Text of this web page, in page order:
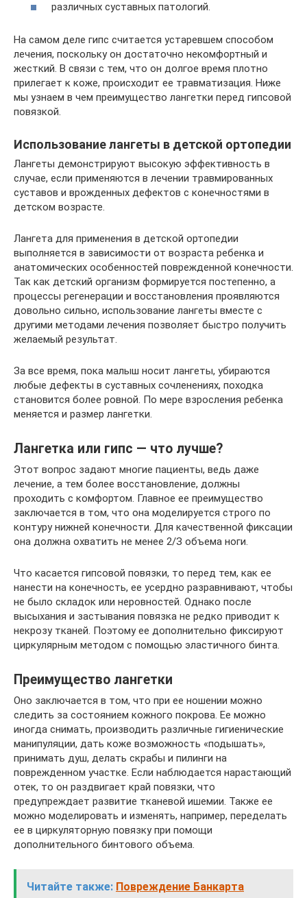
различных суставных патологий.
На самом деле гипс считается устаревшем способом
лечения, поскольку он достаточно некомфортный и
жесткий. В связи с тем, что он долгое время плотно
прилегает к коже, происходит ее травматизация. Ниже
мы узнаем в чем преимущество лангетки перед гипсовой
повязкой.
Использование лангеты в детской ортопедии
Лангеты демонстрируют высокую эффективность в
случае, если применяются в лечении травмированных
суставов и врожденных дефектов с конечностями в
детском возрасте.
Лангета для применения в детской ортопедии
выполняется в зависимости от возраста ребенка и
анатомических особенностей поврежденной конечности.
Так как детский организм формируется постепенно, а
процессы регенерации и восстановления проявляются
довольно сильно, использование лангеты вместе с
другими методами лечения позволяет быстро получить
желаемый результат.
За все время, пока малыш носит лангеты, убираются
любые дефекты в суставных сочленениях, походка
становится более ровной. По мере взросления ребенка
меняется и размер лангетки.
Лангетка или гипс — что лучше?
Этот вопрос задают многие пациенты, ведь даже
лечение, а тем более восстановление, должны
проходить с комфортом. Главное ее преимущество
заключается в том, что она моделируется строго по
контуру нижней конечности. Для качественной фиксации
она должна охватить не менее 2/З объема ноги.
Что касается гипсовой повязки, то перед тем, как ее
нанести на конечность, ее усердно разравнивают, чтобы
не было складок или неровностей. Однако после
высыхания и застывания повязка не редко приводит к
некрозу тканей. Поэтому ее дополнительно фиксируют
циркулярным методом с помощью эластичного бинта.
Преимущество лангетки
Оно заключается в том, что при ее ношении можно
следить за состоянием кожного покрова. Ее можно
иногда снимать, производить различные гигиенические
манипуляции, дать коже возможность «подышать»,
принимать душ, делать скрабы и пилинги на
поврежденном участке. Если наблюдается нарастающий
отек, то он раздвигает край повязки, что
предупреждает развитие тканевой ишемии. Также ее
можно моделировать и изменять, например, переделать
ее в циркуляторную повязку при помощи
дополнительного бинтового объема.
Читайте также: Повреждение Банкарта